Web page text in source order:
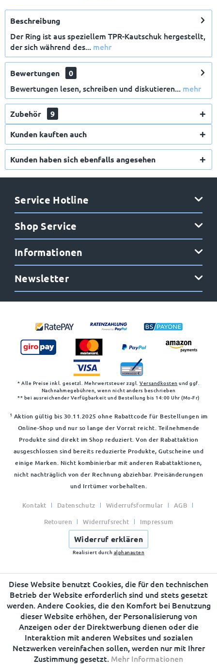
Beschreibung
Der Ring ist aus speziellem TPR-Kautschuk hergestellt,
der sich während des... mehr
Bewertungen 0
Bewertungen lesen, schreiben und diskutieren... mehr
Zubehör
9
Kunden kauften auch
Kunden haben sich ebenfalls angesehen
Service Hotline
Shop Service
Informationen
Newsletter
* Alle Preise inkl. gesetzl. Mehrwertsteuer zzgl. Versandkosten und ggf.
Nachnahmegebühren, wenn nicht anders beschrieben
** bei ausreichender Verfügbarkeit und Bestellung bis 14:00 Uhr (Mo-Fr)
1 Aktion gültig bis 30.11.2025 ohne Rabattcode für Bestellungen im
Online-Shop und nur so lange der Vorrat reicht. Teilnehmende
Produkte sind direkt im Shop reduziert. Von der Rabattaktion
ausgeschlossen sind bereits reduzierte Produkte, Gutscheine und
einige Marken. Nicht kombinierbar mit anderen Rabattaktionen,
nicht nachträglich von der Rechnung abziehbar. Preisänderungen
und Irrtümer vorbehalten.
Kontakt Datenschutz Widerrufsformular
AGB
Retouren
Widerrufsrecht Impressum
Widerruf erklären
Realisiert durch alphanauten
Diese Website benutzt Cookies, die für den technischen
Betrieb der Website erforderlich sind und stets gesetzt
werden. Andere Cookies, die den Komfort bei Benutzung
dieser Website erhöhen, der Personalisierung von
Anzeigen oder der Direktwerbung dienen oder die
Interaktion mit anderen Websites und sozialen
Netzwerken vereinfachen sollen, werden nur mit Ihrer
Zustimmung gesetzt. Mehr Informationen